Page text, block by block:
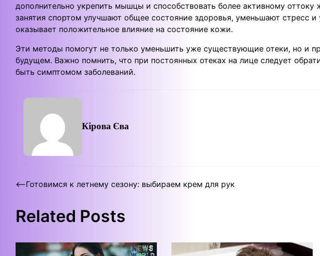
дополнительно укрепить мышцы и способствовать более активному оттоку
занятия спортом улучшают общее состояние здоровья, уменьшают стресс
оказывает положительное влияние на состояние кожи.
Эти методы помогут не только уменьшить уже существующие отеки, но и
будущем. Важно помнить, что при постоянных отеках на лице следует
быть симптомом заболеваний.
Кірова Єва
Post
⟵Готовимся к летнему сезону: выбираем крем для рук
Related Posts